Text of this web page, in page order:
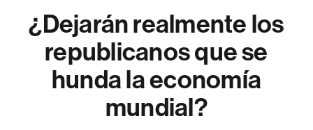
¿Dejarán realmente los
republicanos que se
hunda la economía
mundial?